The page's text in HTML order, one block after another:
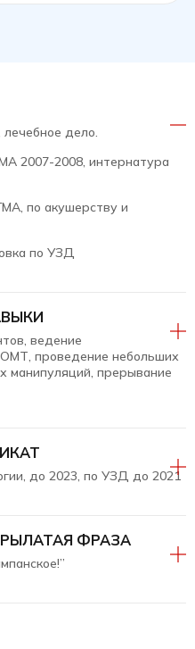
дело.
2007-2008, интернатура
по акушерству и
по УЗД
ведение
проведение небольших
манипуляций, прерывание
до 2023, по УЗД до 2021
ФРАЗА